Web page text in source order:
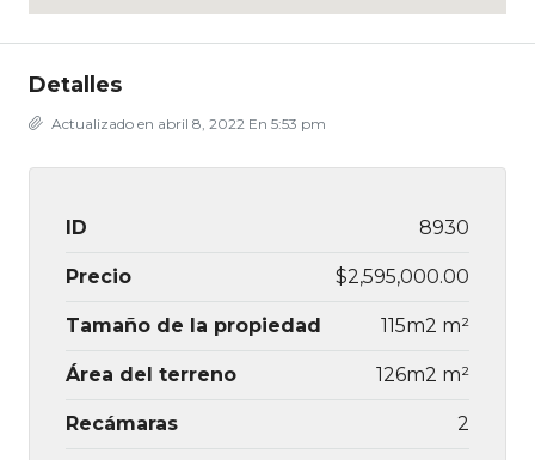
Detalles
Actualizado en abril 8, 2022 En 5:53 pm
ID 8930
Precio $2,595,000.00
Tamaño de la propiedad 115m2 m²
Área del terreno 126m2 m²
Recámaras 2